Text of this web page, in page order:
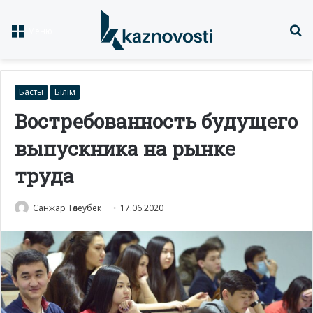
Басты Білім
Востребованность будущего
выпускника на рынке
труда
Санжар Төлеубек 17.06.2020